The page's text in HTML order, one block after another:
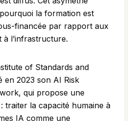
la formation est
financée par rapport aux
à l’infrastructure.
of Standards and
en 2023 son AI Risk
qui propose une
traiter la capacité humaine à
IA comme une